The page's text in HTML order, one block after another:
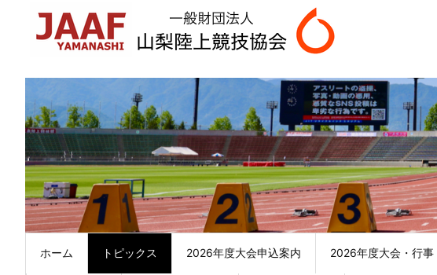
ホーム トピックス 2026年度大会申込案内 2026年度大会・行事